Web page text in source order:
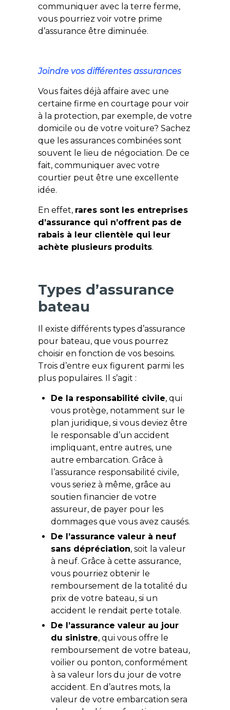
communiquer avec la terre ferme,
vous pourriez voir votre prime
d’assurance être diminuée.
Joindre vos différentes assurances
Vous faites déjà affaire avec une
certaine firme en courtage pour voir
à la protection, par exemple, de votre
domicile ou de votre voiture? Sachez
que les assurances combinées sont
souvent le lieu de négociation. De ce
fait, communiquer avec votre
courtier peut être une excellente
idée.
En effet, rares sont les entreprises
d’assurance qui n’offrent pas de
rabais à leur clientèle qui leur
achète plusieurs produits.
Types d’assurance
bateau
Il existe différents types d’assurance
pour bateau, que vous pourrez
choisir en fonction de vos besoins.
Trois d’entre eux figurent parmi les
plus populaires. Il s’agit :
De la responsabilité civile, qui
vous protège, notamment sur le
plan juridique, si vous deviez être
le responsable d’un accident
impliquant, entre autres, une
autre embarcation. Grâce à
l’assurance responsabilité civile,
vous seriez à même, grâce au
soutien financier de votre
assureur, de payer pour les
dommages que vous avez causés.
De l’assurance valeur à neuf
sans dépréciation, soit la valeur
à neuf. Grâce à cette assurance,
vous pourriez obtenir le
remboursement de la totalité du
prix de votre bateau, si un
accident le rendait perte totale.
De l’assurance valeur au jour
du sinistre, qui vous offre le
remboursement de votre bateau,
voilier ou ponton, conformément
à sa valeur lors du jour de votre
accident. En d’autres mots, la
valeur de votre embarcation sera